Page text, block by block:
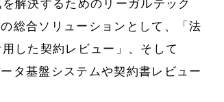
解決するためのリーガルテック
総合ソリューションとして、「法
した契約レビュー」、そして
タ基盤システムや契約書レビュー